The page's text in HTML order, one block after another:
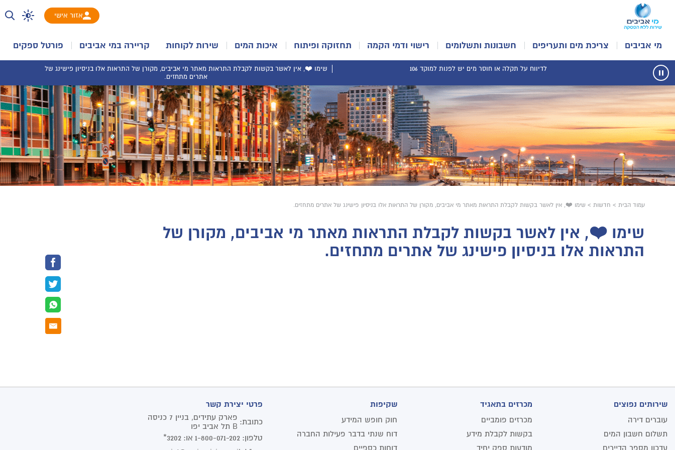
מי אביבים צריכת מים ותעריפים חשבונות ותשלומים רישוי ודמי הקמה תחזוקה ופיתוח איכות המים שירות לקוחות קריירה במי אביבים פורטל ספקים
אזור אישי
עצור
תנועת
רכיב
הודעות
לדיווח על תקלה או חוסר מים יש לפנות למוקד 106
שימו ❤️, אין לאשר בקשות לקבלת התראות מאתר מי אביבים, מקורן של התראות אלו בניסיון פישינג של
אתרים מתחזים.
עמוד הבית > חדשות > שימו ❤️, אין לאשר בקשות לקבלת התראות מאתר מי אביבים, מקורן של התראות אלו בניסיון פישינג של אתרים מתחזים.
שימו ❤️, אין לאשר בקשות לקבלת התראות מאתר מי אביבים, מקורן של
התראות אלו בניסיון פישינג של אתרים מתחזים.
שירותים נפוצים
עוברים דירה
תשלום חשבון המים
עדכון מספר הדיירים
מכרזים בתאגיד
מכרזים פומביים
בקשות לקבלת מידע
מודעות ספק יחיד
שקיפות
חוק חופש המידע
דוח שנתי בדבר פעילות החברה
דוחות כספיים
פרטי יצירת קשר
כתובת:
פארק עתידים, בניין 7 כניסה
B תל אביב יפו
טלפון: 1-800-071-202 או: 3202*